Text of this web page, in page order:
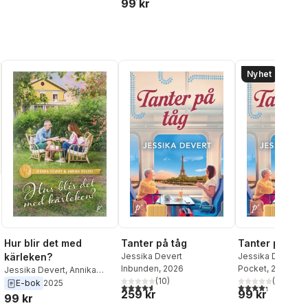
99 kr
röster:
Hur blir det med
kärleken?
Jessika Devert, Annika
Devert
E-bok 2025
99 kr
Tanter på tåg
Jessika Devert
Inbunden, 2026
4,6utav 5 stjärnor. Totalt antal röster:
(10)
259 kr
Nyhet
Tanter på tåg
Jessika Devert
Pocket, 2026
4,3utav 5(
99 kr